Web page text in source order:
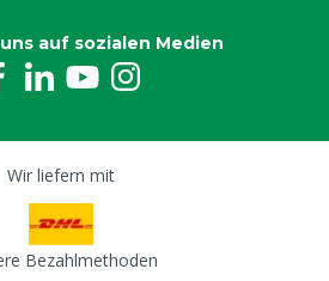
auf sozialen Medien
Wir liefern mit
Bezahlmethoden